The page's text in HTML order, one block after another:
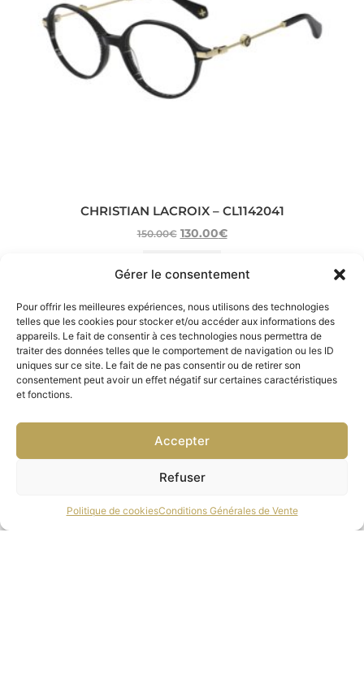
Gérer le consentement
Pour offrir les meilleures expériences, nous utilisons des technologies
telles que les cookies pour stocker et/ou accéder aux informations des
appareils. Le fait de consentir à ces technologies nous permettra de
traiter des données telles que le comportement de navigation ou les ID
uniques sur ce site. Le fait de ne pas consentir ou de retirer son
consentement peut avoir un effet négatif sur certaines caractéristiques
et fonctions.
Accepter
Refuser
Politique de cookiesConditions Générales de Vente
CHRISTIAN LACROIX – CL1142041
150.00€ 130.00€